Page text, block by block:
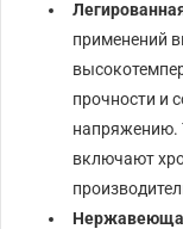
применений
прочности и
напряжению.
включают